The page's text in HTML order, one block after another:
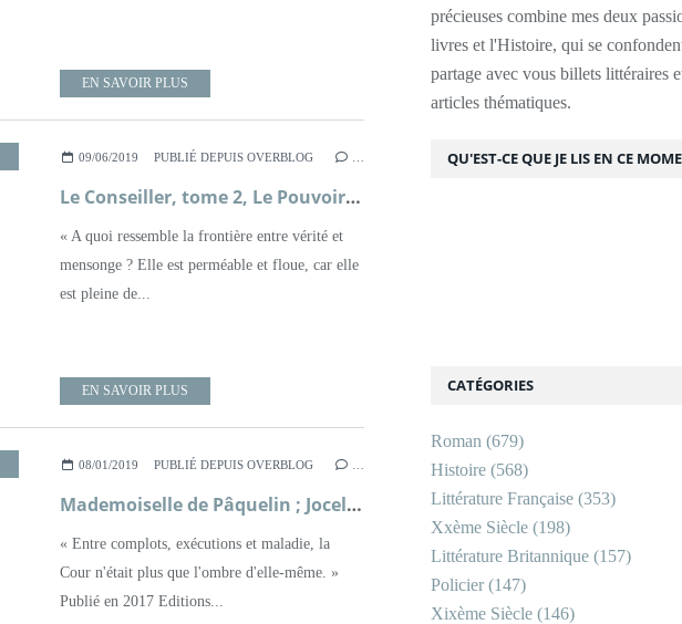
EN SAVOIR PLUS
RENAISSANCE ANGLAISE,ROMAN,XVIÈME SIÈCLE
09/06/2019 PUBLIÉ DEPUIS OVERBLOG
Le Conseiller, tome 2, Le Pouvoir ; Hilary Mantel
« A quoi ressemble la frontière entre vérité et
mensonge ? Elle est perméable et floue, car elle
est pleine de...
EN SAVOIR PLUS
RENAISSANCE FRANÇAISE,ROMAN,ROMANCE ,XVIÈME SIÈCLE
08/01/2019 PUBLIÉ DEPUIS OVERBLOG
Mademoiselle de Pâquelin ; Jocelyne Barthel
« Entre complots, exécutions et maladie, la
Cour n'était plus que l'ombre d'elle-même. »
Publié en 2017 Editions...
précieuses combine mes deux
livres et l'Histoire, qui se
partage avec vous billets littéraires
articles thématiques.
CATÉGORIES
Roman (679)
Histoire (568)
Littérature Française (353)
Xxème Siècle (198)
Littérature Britannique (157)
Policier(147)
Xixème Siècle (146)
QU'EST-CE QUE JE LIS EN CE